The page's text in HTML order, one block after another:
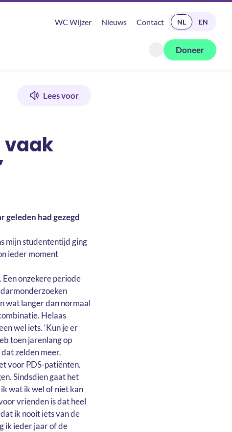
WC Wijzer Nieuws Contact READ IN ENGLISH
NL EN
Zoeken openen
Doneer
Lees voor
vaak
geleden had gezegd
mijn studententijd ging
ieder moment
onzekere periode
wat langer dan normaal
Helaas
wel iets. ‘Kun je er
toen jarenlang op
zelden meer.
voor PDS-patiënten.
Sindsdien gaat het
wat ik wel of niet kan
vrienden is dat heel
ik nooit iets van de
ik ieder jaar of de